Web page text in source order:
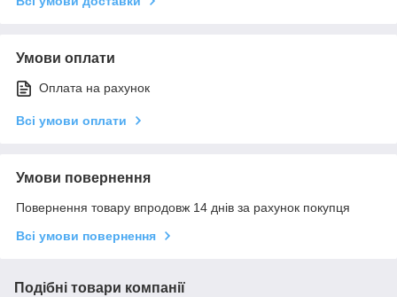
Умови оплати
Оплата на рахунок
Всі умови оплати
Умови повернення
Повернення товару впродовж 14 днів за рахунок покупця
Всі умови повернення
Подібні товари компанії